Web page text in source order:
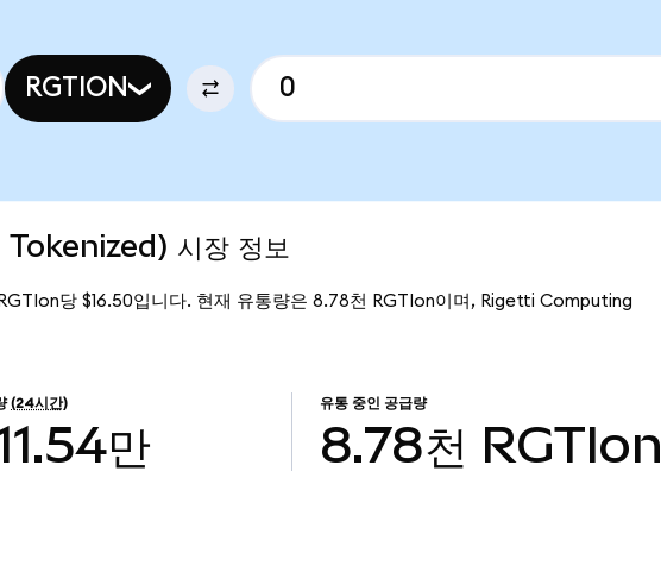
RGTION
시장 정보
당 $16.50입니다. 현재 유통량은 8.78천 RGTIon이며, Rigetti Computing
(24시간)
만
유통 중인 공급량
8.78천 RGTIon